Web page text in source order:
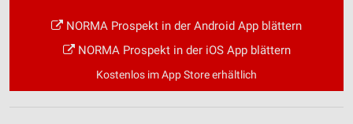
NORMA Prospekt in der Android App blättern
NORMA Prospekt in der iOS App blättern
Kostenlos im App Store erhältlich